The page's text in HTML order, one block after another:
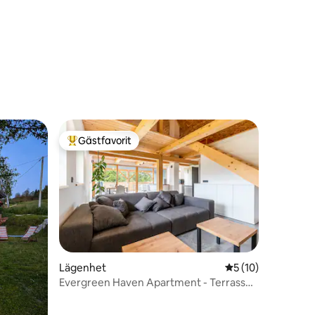
Populär gästfavorit
Gästfavorit
Lägenhet 5 av 5 i
5 (10)
Evergreen Haven Apartment - Terrass